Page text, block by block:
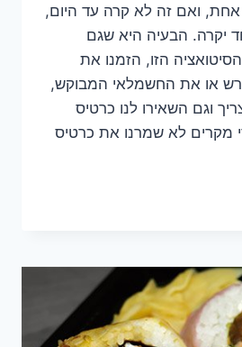
ואם זה לא קרה עד היום,
יקרה. הבעיה היא שגם
הזו, הזמנו את
או את החשמלאי המבוקש,
וגם השאירו לנו כרטיס
מקרים לא שמרנו את כרטיס